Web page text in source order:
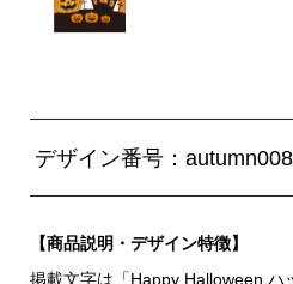
デザイン番号：autumn008
【商品説明・デザイン特徴】
掲載文字は「Happy Halloween ハ